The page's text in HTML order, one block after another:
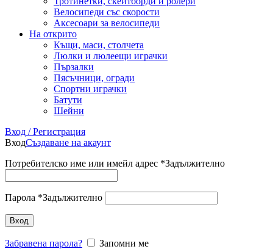
Велосипеди със скорости
Аксесоари за велосипеди
На открито
Къщи, маси, столчета
Люлки и люлеещи играчки
Пързалки
Пясъчници, огради
Спортни играчки
Батути
Шейни
Вход / Регистрация
ВходСъздаване на акаунт
Потребителско име или имейл адрес *Задължително
Парола *Задължително
Вход
Забравена парола?
Запомни ме